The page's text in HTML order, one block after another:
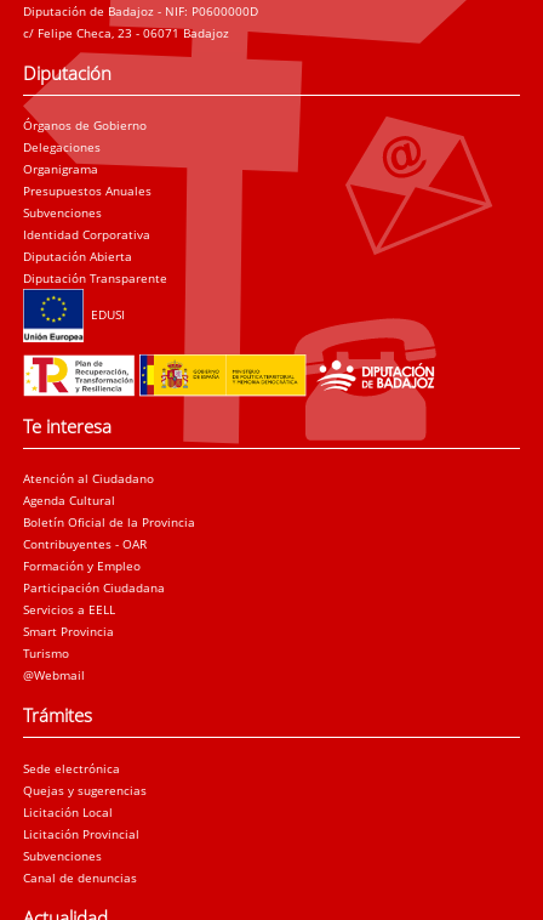
Diputación de Badajoz - NIF: P0600000D
c/ Felipe Checa, 23 - 06071 Badajoz
Diputación
Órganos de Gobierno
Delegaciones
Organigrama
Presupuestos Anuales
Subvenciones
Identidad Corporativa
Diputación Abierta
Diputación Transparente
EDUSI
Te interesa
Atención al Ciudadano
Agenda Cultural
Boletín Oficial de la Provincia
Contribuyentes - OAR
Formación y Empleo
Participación Ciudadana
Servicios a EELL
Smart Provincia
Turismo
@Webmail
Trámites
Sede electrónica
Quejas y sugerencias
Licitación Local
Licitación Provincial
Subvenciones
Canal de denuncias